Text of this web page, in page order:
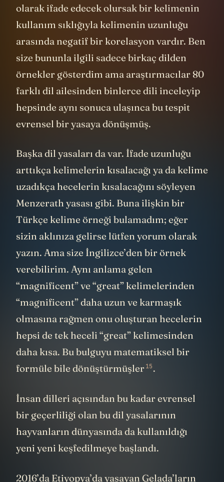
olarak ifade edecek olursak bir kelimenin
kullanım sıklığıyla kelimenin uzunluğu
arasında negatif bir korelasyon vardır. Ben
size bununla ilgili sadece birkaç dilden
örnekler gösterdim ama araştırmacılar 80
farklı dil ailesinden binlerce dili inceleyip
hepsinde aynı sonuca ulaşınca bu tespit
evrensel bir yasaya dönüşmüş.
Başka dil yasaları da var. İfade uzunluğu
arttıkça kelimelerin kısalacağı ya da kelime
uzadıkça hecelerin kısalacağını söyleyen
Menzerath yasası gibi. Buna ilişkin bir
Türkçe kelime örneği bulamadım; eğer
sizin aklınıza gelirse lütfen yorum olarak
yazın. Ama size İngilizce’den bir örnek
verebilirim. Aynı anlama gelen
“magnificent” ve “great” kelimelerinden
“magnificent” daha uzun ve karmaşık
olmasına rağmen onu oluşturan hecelerin
hepsi de tek heceli “great” kelimesinden
daha kısa. Bu bulguyu matematiksel bir
formüle bile dönüştürmüşler15.
İnsan dilleri açısından bu kadar evrensel
bir geçerliliği olan bu dil yasalarının
hayvanların dünyasında da kullanıldığı
yeni yeni keşfedilmeye başlandı.
2016’da Etiyopya’da yaşayan Gelada’ların